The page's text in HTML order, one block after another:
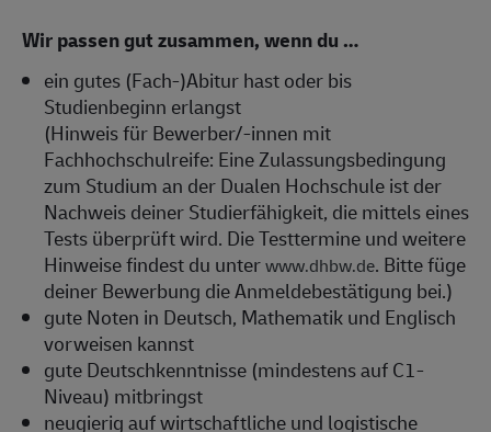
Wir passen gut zusammen, wenn du …
ein gutes (Fach-)Abitur hast oder bis
Studienbeginn erlangst
(Hinweis für Bewerber/-innen mit
Fachhochschulreife: Eine Zulassungsbedingung
zum Studium an der Dualen Hochschule ist der
Nachweis deiner Studierfähigkeit, die mittels eines
Tests überprüft wird. Die Testtermine und weitere
Hinweise findest du unterwww.dhbw.de. Bitte füge
deiner Bewerbung die Anmeldebestätigung bei.)
gute Noten in Deutsch, Mathematik und Englisch
vorweisen kannst
gute Deutschkenntnisse (mindestens auf C1-
Niveau) mitbringst
neugierig auf wirtschaftliche und logistische